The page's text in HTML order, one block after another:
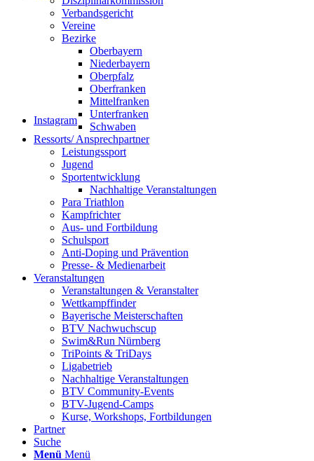
Instagram
Verbandsgericht
Vereine
Bezirke
Oberbayern
Niederbayern
Oberpfalz
Oberfranken
Mittelfranken
Unterfranken
Schwaben
Ressorts/ Ansprechpartner
Leistungssport
Jugend
Sportentwicklung
Nachhaltige Veranstaltungen
Para Triathlon
Kampfrichter
Aus- und Fortbildung
Schulsport
Anti-Doping und Prävention
Presse- & Medienarbeit
Veranstaltungen
Veranstaltungen & Veranstalter
Wettkampffinder
Bayerische Meisterschaften
BTV Nachwuchscup
Swim&Run Nürnberg
TriPoints & TriDays
Ligabetrieb
Nachhaltige Veranstaltungen
BTV Community-Events
BTV-Jugend-Camps
Kurse, Workshops, Fortbildungen
Partner
Suche
Menü Menü